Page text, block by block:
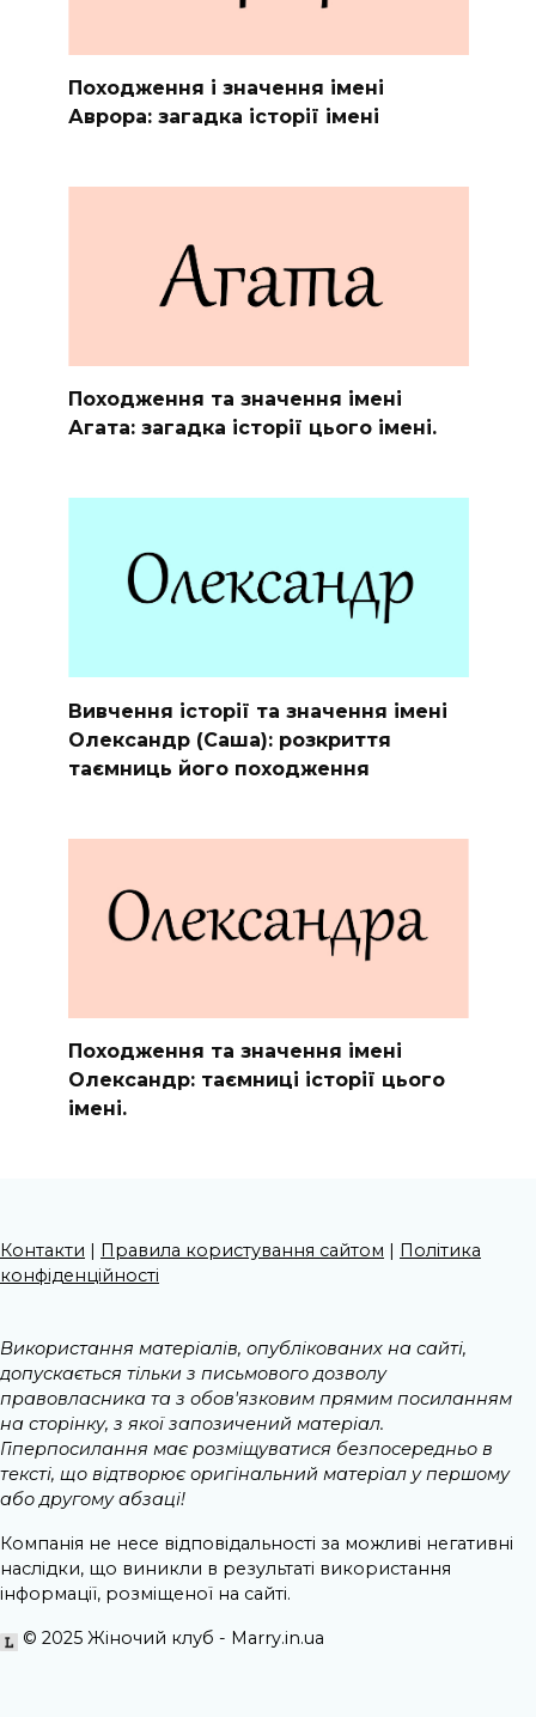
Походження і значення імені
Аврора: загадка історії імені
Походження та значення імені
Агата: загадка історії цього імені.
Вивчення історії та значення імені
Олександр (Саша): розкриття
таємниць його походження
Походження та значення імені
Олександр: таємниці історії цього
імені.
Контакти | Правила користування сайтом | Політика
конфіденційності
Використання матеріалів, опублікованих на сайті,
допускається тільки з письмового дозволу
правовласника та з обов'язковим прямим посиланням
на сторінку, з якої запозичений матеріал.
Гіперпосилання має розміщуватися безпосередньо в
тексті, що відтворює оригінальний матеріал у першому
або другому абзаці!
Компанія не несе відповідальності за можливі негативні
наслідки, що виникли в результаті використання
інформації, розміщеної на сайті.
© 2025 Жіночий клуб - Marry.in.ua